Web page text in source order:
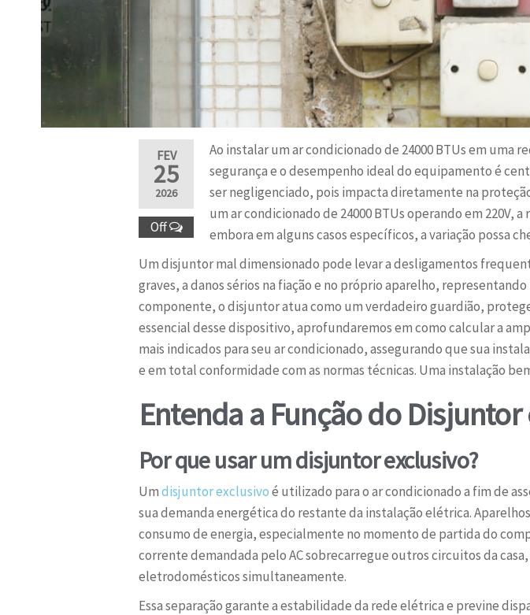
FEV
25
2026
Off
Ao instalar um ar condicionado de 24000 BTUs em uma
segurança e o desempenho ideal do equipamento é
ser negligenciado, pois impacta diretamente na
um ar condicionado de 24000 BTUs operando em 220V,
embora em alguns casos específicos, a variação possa
Um disjuntor mal dimensionado pode levar a desligamentos
graves, a danos sérios na fiação e no próprio aparelho,
componente, o disjuntor atua como um verdadeiro guardião,
essencial desse dispositivo, aprofundaremos em como calcular a
mais indicados para seu ar condicionado, assegurando que sua
e em total conformidade com as normas técnicas. Uma instalação
Entenda a Função do
Por que usar um disjuntor exclusivo?
Umdisjuntor exclusivoé utilizado para o ar condicionado a fim de
sua demanda energética do restante da instalação elétrica.
consumo de energia, especialmente no momento de partida do
corrente demandada pelo AC sobrecarregue outros circuitos da
eletrodomésticos simultaneamente.
Essa separação garante a estabilidade da rede elétrica e previne